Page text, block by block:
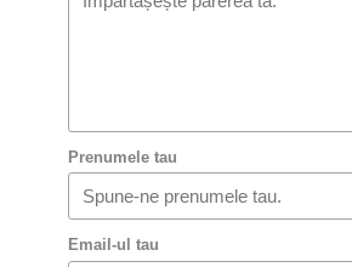
Prenumele tau
Email-ul tau